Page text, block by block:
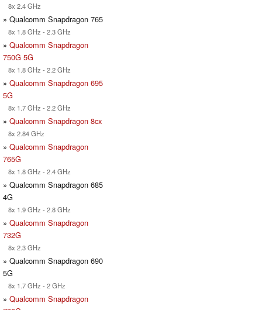
8x 2.4 GHz
» Qualcomm Snapdragon 765
8x 1.8 GHz - 2.3 GHz
» Qualcomm Snapdragon
750G 5G
8x 1.8 GHz - 2.2 GHz
» Qualcomm Snapdragon 695
5G
8x 1.7 GHz - 2.2 GHz
» Qualcomm Snapdragon 8cx
8x 2.84 GHz
» Qualcomm Snapdragon
765G
8x 1.8 GHz - 2.4 GHz
» Qualcomm Snapdragon 685
4G
8x 1.9 GHz - 2.8 GHz
» Qualcomm Snapdragon
732G
8x 2.3 GHz
» Qualcomm Snapdragon 690
5G
8x 1.7 GHz - 2 GHz
» Qualcomm Snapdragon